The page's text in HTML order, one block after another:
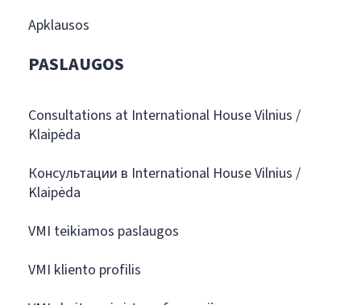
Apklausos
PASLAUGOS
Consultations at International House Vilnius /
Klaipėda
Консультации в International House Vilnius /
Klaipėda
VMI teikiamos paslaugos
VMI kliento profilis